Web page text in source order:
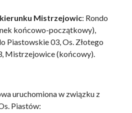
Mistrzejowic: Rondo
końcowo-początkowy),
Piastowskie 03, Os. Złotego
Mistrzejowice (końcowy).
uruchomiona w związku z
Piastów: